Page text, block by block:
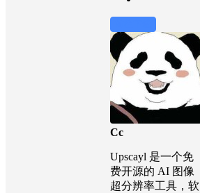
Cc
Upscayl 是一个免
费开源的 AI 图像
超分辨率工具，软